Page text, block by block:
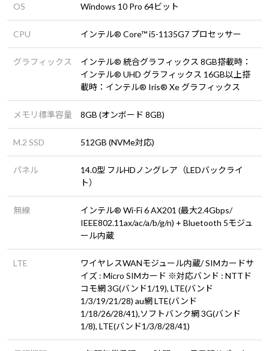
OS Windows 10 Pro 64ビット
CPU インテル® Core™ i5-1135G7 プロセッサー
グラフィックス
インテル® 統合グラフィックス 8GB搭載時：
インテル® UHD グラフィックス 16GB以上搭
載時：インテル® Iris® Xe グラフィックス
メモリ標準容量 8GB (オンボード 8GB)
M.2 SSD 512GB (NVMe対応)
パネル
14.0型 フルHDノングレア（LEDバックライ
ト）
無線
インテル® Wi-Fi 6 AX201 (最大2.4Gbps/
IEEE802.11ax/ac/a/b/g/n) + Bluetooth 5モジュ
ール内蔵
LTE
ワイヤレスWANモジュール内蔵/ SIMカードサ
イズ : Micro SIMカード ※対応バンド : NTTド
コモ網 3G(バンド1/19), LTE(バンド
1/3/19/21/28) au網 LTE(バンド
1/18/26/28/41),ソフトバンク網 3G(バンド
1/8), LTE(バンド1/3/8/28/41)